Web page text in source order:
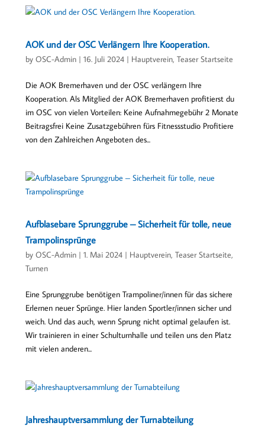
AOK und der OSC Verlängern Ihre Kooperation.
by OSC-Admin| 16. Juli 2024| Hauptverein, Teaser Startseite
Die AOK Bremerhaven und der OSC verlängern Ihre
Kooperation. Als Mitglied der AOK Bremerhaven profitierst du
im OSC von vielen Vorteilen: Keine Aufnahmegebühr 2 Monate
Beitragsfrei Keine Zusatzgebühren fürs Fitnessstudio Profitiere
von den Zahlreichen Angeboten des...
Aufblasebare Sprunggrube – Sicherheit für tolle, neue
Trampolinsprünge
by OSC-Admin| 1. Mai 2024| Hauptverein, Teaser Startseite,
Turnen
Eine Sprunggrube benötigen Trampoliner/innen für das sichere
Erlernen neuer Sprünge. Hier landen Sportler/innen sicher und
weich. Und das auch, wenn Sprung nicht optimal gelaufen ist.
Wir trainieren in einer Schulturnhalle und teilen uns den Platz
mit vielen anderen...
Jahreshauptversammlung der Turnabteilung